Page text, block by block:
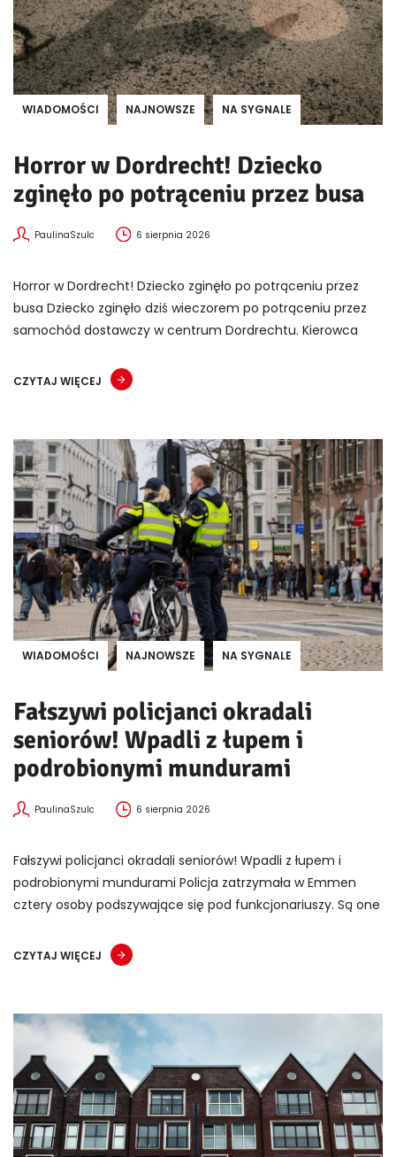
WIADOMOŚCI NAJNOWSZE NA SYGNALE
Horror w Dordrecht! Dziecko
zginęło po potrąceniu przez busa
PaulinaSzulc 6 sierpnia 2026
Horror w Dordrecht! Dziecko zginęło po potrąceniu przez
busa Dziecko zginęło dziś wieczorem po potrąceniu przez
samochód dostawczy w centrum Dordrechtu. Kierowca
CZYTAJ WIĘCEJ
WIADOMOŚCI NAJNOWSZE NA SYGNALE
Fałszywi policjanci okradali
seniorów! Wpadli z łupem i
podrobionymi mundurami
PaulinaSzulc 6 sierpnia 2026
Fałszywi policjanci okradali seniorów! Wpadli z łupem i
podrobionymi mundurami Policja zatrzymała w Emmen
cztery osoby podszywające się pod funkcjonariuszy. Są one
CZYTAJ WIĘCEJ